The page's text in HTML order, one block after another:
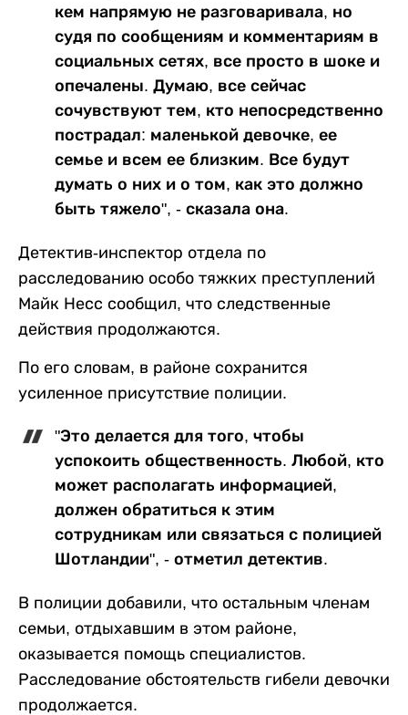
кем напрямую не разговаривала, но
судя по сообщениям и комментариям в
социальных сетях, все просто в шоке и
опечалены. Думаю, все сейчас
сочувствуют тем, кто непосредственно
пострадал: маленькой девочке, ее
семье и всем ее близким. Все будут
думать о них и о том, как это должно
быть тяжело", - сказала она.
Детектив-инспектор отдела по
расследованию особо тяжких преступлений
Майк Несс сообщил, что следственные
действия продолжаются.
По его словам, в районе сохранится
усиленное присутствие полиции.
"Это делается для того, чтобы
успокоить общественность. Любой, кто
может располагать информацией,
должен обратиться к этим
сотрудникам или связаться с полицией
Шотландии", - отметил детектив.
В полиции добавили, что остальным членам
семьи, отдыхавшим в этом районе,
оказывается помощь специалистов.
Расследование обстоятельств гибели девочки
продолжается.